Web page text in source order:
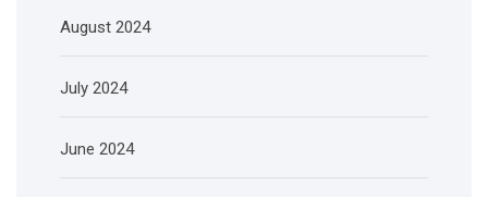
August 2024
July 2024
June 2024